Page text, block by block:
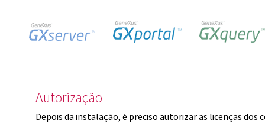
Autorização
Depois da instalação, é preciso autorizar as licenças dos